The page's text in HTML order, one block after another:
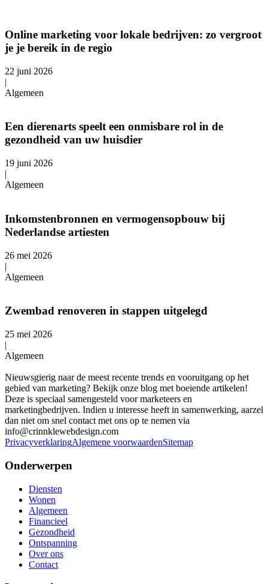
Online marketing voor lokale bedrijven: zo vergroot
je je bereik in de regio
22 juni 2026
|
Algemeen
Een dierenarts speelt een onmisbare rol in de
gezondheid van uw huisdier
19 juni 2026
|
Algemeen
Inkomstenbronnen en vermogensopbouw bij
Nederlandse artiesten
26 mei 2026
|
Algemeen
Zwembad renoveren in stappen uitgelegd
25 mei 2026
|
Algemeen
Nieuwsgierig naar de meest recente trends en vooruitgang op het
gebied van marketing? Bekijk onze blog met boeiende artikelen!
Deze is speciaal samengesteld voor marketeers en
marketingbedrijven. Indien u interesse heeft in samenwerking, aarzel
dan niet om snel contact met ons op te nemen via
info@crinnklewebdesign.com
PrivacyverklaringAlgemene voorwaardenSitemap
Onderwerpen
Diensten
Wonen
Algemeen
Financieel
Gezondheid
Ontspanning
Over ons
Contact